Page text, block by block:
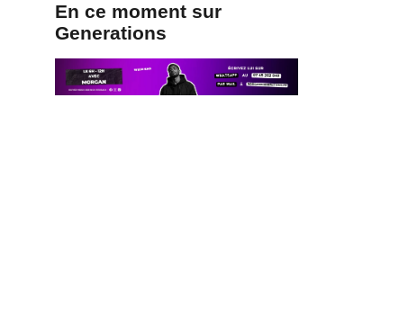
En ce moment sur
Generations